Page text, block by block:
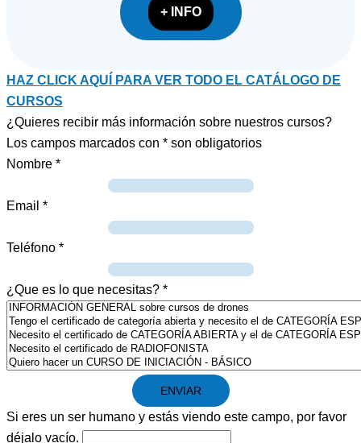
+ INFO
HAZ CLICK AQUÍ PARA VER TODO EL CATÁLOGO DE
CURSOS
¿Quieres recibir más información sobre nuestros cursos?
Los campos marcados con * son obligatorios
Nombre *
Email *
Teléfono *
¿Que es lo que necesitas? *
Si eres un ser humano y estás viendo este campo, por favor
déjalo vacío.